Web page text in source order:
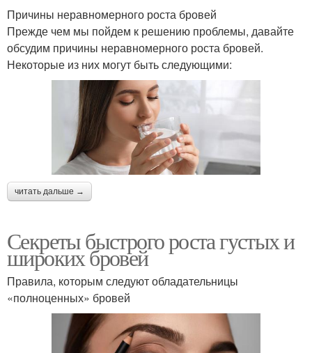
Причины неравномерного роста бровей
Прежде чем мы пойдем к решению проблемы, давайте
обсудим причины неравномерного роста бровей.
Некоторые из них могут быть следующими:
читать дальше →
Секреты быстрого роста густых и
широких бровей
Правила, которым следуют обладательницы
«полноценных» бровей